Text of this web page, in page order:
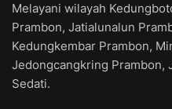
Melayani wilayah
Prambon, Jatialunalun
Kedungkembar Prambon,
Jedongcangkring Prambon,
Sedati.